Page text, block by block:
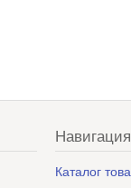
Навигация
Каталог